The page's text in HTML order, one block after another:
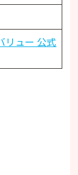
リュー 公式